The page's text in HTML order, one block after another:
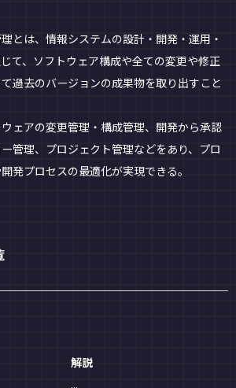
とは、情報システムの設計・開発・運用・
て、ソフトウェア構成や全ての変更や修正
過去のバージョンの成果物を取り出すこと
ェアの変更管理・構成管理、開発から承認
管理、プロジェクト管理などをあり、プロ
発プロセスの最適化が実現できる。
解説
...